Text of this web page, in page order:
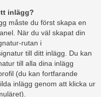
inlägg?
måste du först skapa en
När du väl skapat din
rutan i
till ditt inlägg. Du kan
till alla dina inlägg
(du kan fortfarande
inlägg genom att klicka ur